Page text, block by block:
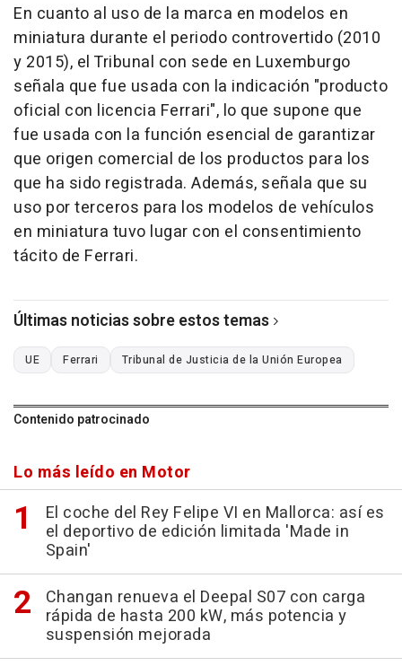
En cuanto al uso de la marca en modelos en
miniatura durante el periodo controvertido (2010
y 2015), el Tribunal con sede en Luxemburgo
señala que fue usada con la indicación "producto
oficial con licencia Ferrari", lo que supone que
fue usada con la función esencial de garantizar
que origen comercial de los productos para los
que ha sido registrada. Además, señala que su
uso por terceros para los modelos de vehículos
en miniatura tuvo lugar con el consentimiento
tácito de Ferrari.
Últimas noticias sobre estos temas
UE Ferrari Tribunal de Justicia de la Unión Europea
Contenido patrocinado
Lo más leído en Motor
El coche del Rey Felipe VI en Mallorca: así es
el deportivo de edición limitada 'Made in
Spain'
Changan renueva el Deepal S07 con carga
rápida de hasta 200 kW, más potencia y
suspensión mejorada